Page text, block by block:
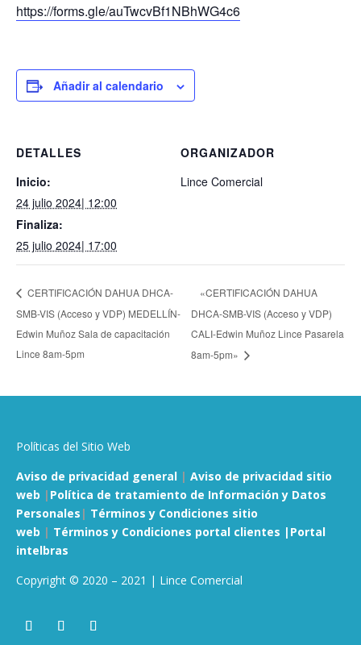
https://forms.gle/auTwcvBf1NBhWG4c6
Añadir al calendario
DETALLES
Inicio:
24 julio 2024| 12:00
Finaliza:
25 julio 2024| 17:00
ORGANIZADOR
Lince Comercial
CERTIFICACIÓN DAHUA DHCA-
SMB-VIS (Acceso y VDP) MEDELLÍN-
Edwin Muñoz Sala de capacitación
Lince 8am-5pm
«CERTIFICACIÓN DAHUA
DHCA-SMB-VIS (Acceso y VDP)
CALI-Edwin Muñoz Lince Pasarela
8am-5pm»
Políticas del Sitio Web
Aviso de privacidad general | Aviso de privacidad sitio
web | Política de tratamiento de Información y Datos
Personales | Términos y Condiciones sitio
web | Términos y Condiciones portal clientes | Portal
intelbras
Copyright © 2020 – 2021 | Lince Comercial